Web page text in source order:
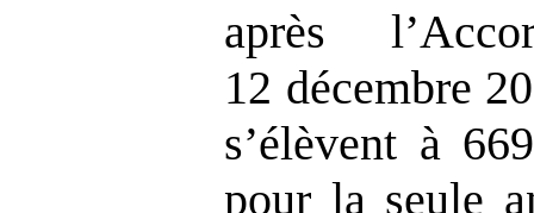
après
12 décembre
s’élèvent à
pour la seule